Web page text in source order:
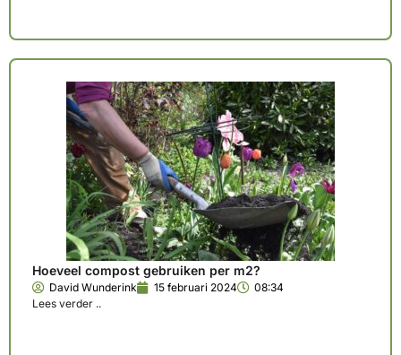
Hoeveel compost gebruiken per m2?
David Wunderink 15 februari 2024
08:34
Lees verder ..